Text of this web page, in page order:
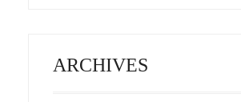
ARCHIVES